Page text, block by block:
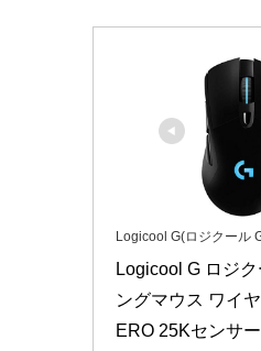
Logicool G(ロジクール
Logicool G ロジク
ングマウス ワイ
ERO 25Kセンサ